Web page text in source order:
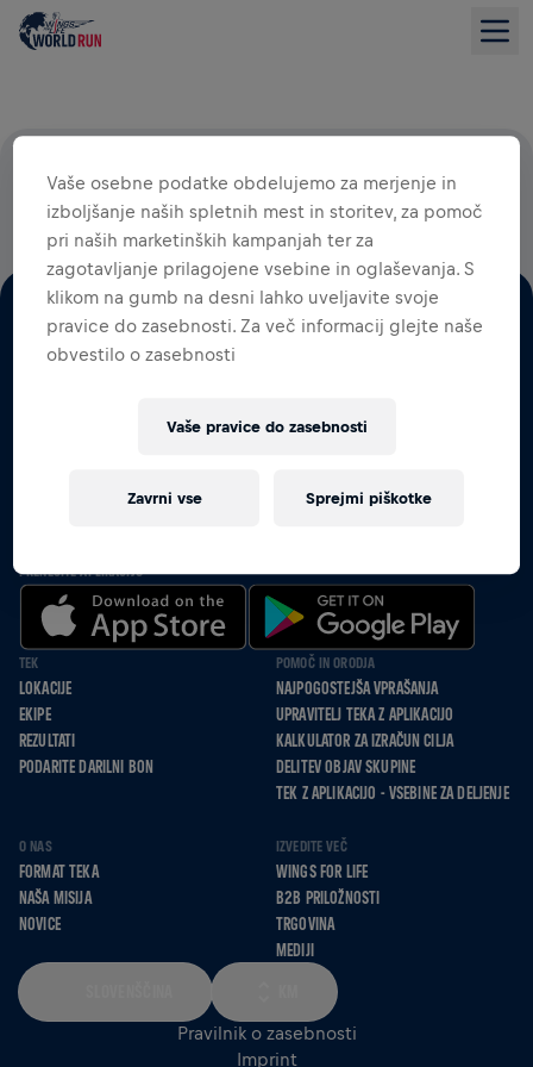
100 ODSTOTKOV VSEH STARTNIN GRE ZA RAZISKAVE
HRBTENJAČE
SKUPAJ TEČEMO, SE POGANJAMO IN HODIMO ZA
SLEDITE NAM NA SOCIALNIH OMREŽJIH
PRENESITE APLIKACIJO
TEK
LOKACIJE
EKIPE
REZULTATI
PODARITE DARILNI BON
POMOČ IN ORODJA
NAJPOGOSTEJŠA VPRAŠANJA
UPRAVITELJ TEKA Z APLIKACIJO
KALKULATOR ZA IZRAČUN CILJA
DELITEV OBJAV SKUPINE
TEK Z APLIKACIJO - VSEBINE ZA DELJENJE
O NAS
FORMAT TEKA
NAŠA MISIJA
NOVICE
IZVEDITE VEČ
WINGS FOR LIFE
B2B PRILOŽNOSTI
TRGOVINA
MEDIJI
Pravilnik o zasebnosti
Imprint
Vaše osebne podatke obdelujemo za merjenje in
izboljšanje naših spletnih mest in storitev, za pomoč
pri naših marketinških kampanjah ter za
zagotavljanje prilagojene vsebine in oglaševanja. S
klikom na gumb na desni lahko uveljavite svoje
pravice do zasebnosti. Za več informacij glejte naše
obvestilo o zasebnosti
Vaše pravice do zasebnosti
Zavrni vse Sprejmi piškotke